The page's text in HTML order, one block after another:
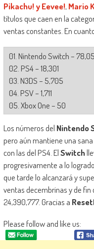
Pikachu! y Eevee!, Mario
títulos que caen en la
ventas constantes. En
01. Nintendo Switch –
02. PS4 – 18,301
03. N3DS – 5,705
04. PSV – 1,711
05. Xbox One – 50
Los números del Nintendo
pero aún mantiene una
con las del PS4. ElSwitch
progresivamente a lo
que tarde lo alcanzará y
ventas decembrinas y de fin
24,390,777. Gracias a
Please follow and like us: